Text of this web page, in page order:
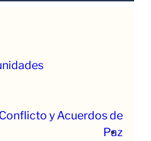
y Acuerdos de
Paz